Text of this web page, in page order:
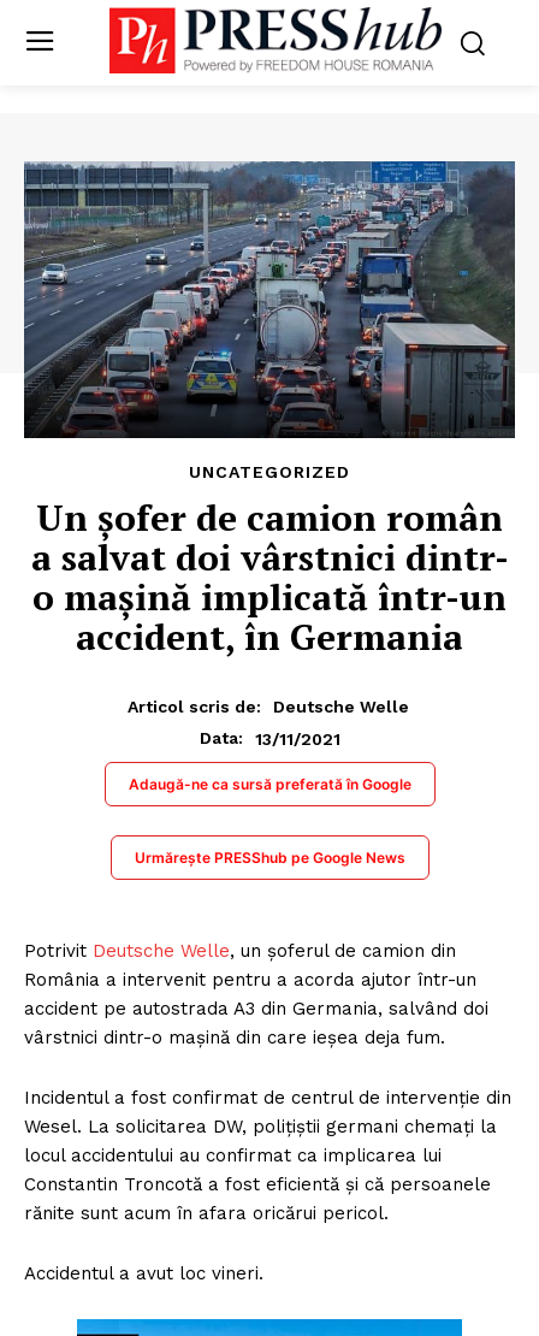
UNCATEGORIZED
Un şofer de camion român
a salvat doi vârstnici dintr-
o mașină implicată într-un
accident, în Germania
Articol scris de:
Deutsche Welle
Data:
13/11/2021
Adaugă-ne ca sursă preferată în Google
Urmărește PRESShub pe Google News
Potrivit Deutsche Welle, un șoferul de camion din
România a intervenit pentru a acorda ajutor într-un
accident pe autostrada A3 din Germania, salvând doi
vârstnici dintr-o maşină din care ieşea deja fum.
Incidentul a fost confirmat de centrul de intervenţie din
Wesel. La solicitarea DW, polițiștii germani chemați la
locul accidentului au confirmat ca implicarea lui
Constantin Troncotă a fost eficientă și că persoanele
rănite sunt acum în afara oricărui pericol.
Accidentul a avut loc vineri.